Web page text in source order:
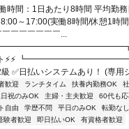
時間：1日あたり8時間 平均勤
～17:00(実働8時間/休憩1時間
￣￣￣￣￣￣￣...
ット⚡⚡
✅日払いシステムあり！ (専用
歓迎 ランチタイム 扶養内勤務OK
日祝のみOK 主婦・主夫歓迎
60代も
自由 学歴不問 平日のみOK 転勤なし
験者歓迎 即日払いOK 有資格者歓迎